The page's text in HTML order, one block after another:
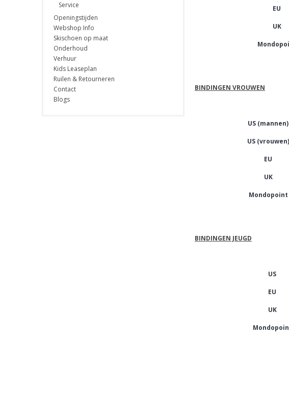
Service
Openingstijden
Webshop Info
Skischoen op maat
Onderhoud
Verhuur
Kids Leaseplan
Ruilen & Retourneren
Contact
Blogs
EU
UK
BINDINGEN VROUWEN
US (mannen)
US (vrouwen)
EU
UK
Mondopoint
BINDINGEN JEUGD
US
EU
UK